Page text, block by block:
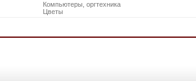
Компьютеры, оргтехника
Цветы